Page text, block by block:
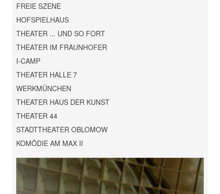
FREIE SZENE
HOFSPIELHAUS
THEATER ... UND SO FORT
THEATER IM FRAUNHOFER
I-CAMP
THEATER HALLE 7
WERKMÜNCHEN
THEATER HAUS DER KUNST
THEATER 44
STADTTHEATER OBLOMOW
KOMÖDIE AM MAX II